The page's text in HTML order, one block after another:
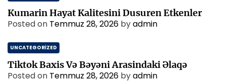
Kumarin Hayat Kalitesini Dusuren Etkenler
Posted on Temmuz 28, 2026 byadmin
UNCATEGORIZED
Tiktok Baxis Və Bəyəni Arasindaki Əlaqə
Posted on Temmuz 28, 2026 byadmin